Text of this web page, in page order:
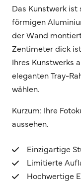
Das Kunstwerk
förmigen
der Wand
Zentimeter dick
Ihres Kunstwerks
eleganten Tray-
wählen.
Kurzum: Ihre
aussehen.
Einzigartige
Limitierte
Hochwertige